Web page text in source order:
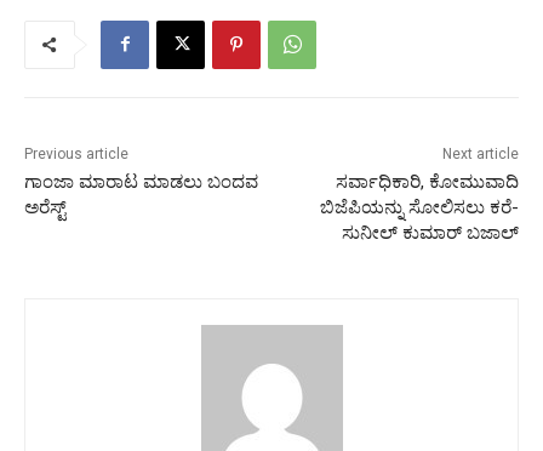
Previous article
ಗಾಂಜಾ ಮಾರಾಟ ಮಾಡಲು ಬಂದವ
ಅರೆಸ್ಟ್
Next article
ಸರ್ವಾಧಿಕಾರಿ, ಕೋಮುವಾದಿ
ಬಿಜೆಪಿಯನ್ನು ಸೋಲಿಸಲು ಕರೆ-
ಸುನೀಲ್ ಕುಮಾರ್ ಬಜಾಲ್